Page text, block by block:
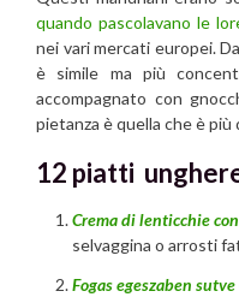
quando pascolavano le
nei vari mercati europei.
è simile ma più
accompagnato con
pietanza è quella che è più
12 piatti
Crema di lenticchie
selvaggina o arrosti
Fogas egeszaben sutve